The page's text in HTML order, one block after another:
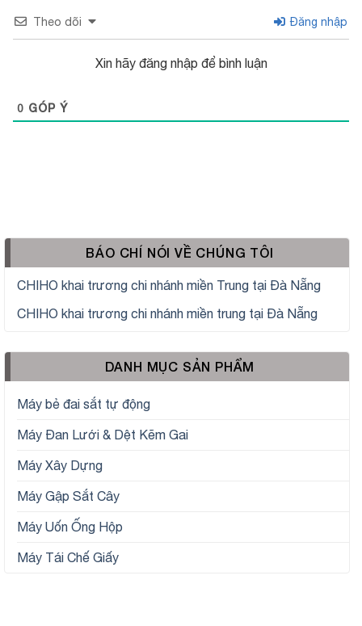
Theo dõi Đăng nhập
Xin hãy đăng nhập để bình luận
0 GÓP Ý
BÁO CHÍ NÓI VỀ CHÚNG TÔI
CHIHO khai trương chi nhánh miền Trung tại Đà Nẵng
CHIHO khai trương chi nhánh miền trung tại Đà Nẵng
DANH MỤC SẢN PHẨM
Máy bẻ đai sắt tự động
Máy Đan Lưới & Dệt Kẽm Gai
Máy Xây Dựng
Máy Gập Sắt Cây
Máy Uốn Ống Hộp
Máy Tái Chế Giấy